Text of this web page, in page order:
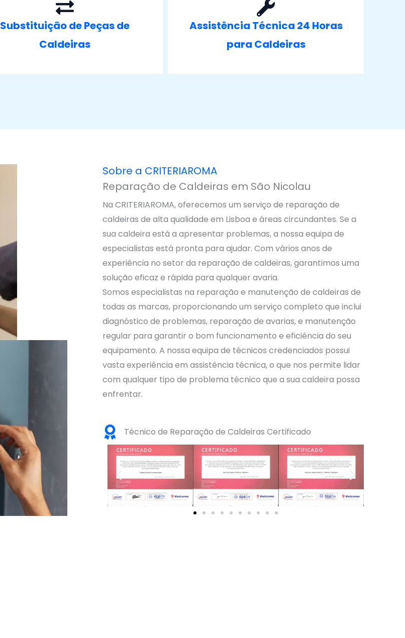
Substituição de Peças de
Caldeiras
Assistência Técnica 24 Horas
para Caldeiras
Sobre a CRITERIAROMA
Reparação de Caldeiras em São Nicolau
Na CRITERIAROMA, oferecemos um serviço de reparação de
caldeiras de alta qualidade em Lisboa e áreas circundantes. Se a
sua caldeira está a apresentar problemas, a nossa equipa de
especialistas está pronta para ajudar. Com vários anos de
experiência no setor da reparação de caldeiras, garantimos uma
solução eficaz e rápida para qualquer avaria.
Somos especialistas na reparação e manutenção de caldeiras de
todas as marcas, proporcionando um serviço completo que inclui
diagnóstico de problemas, reparação de avarias, e manutenção
regular para garantir o bom funcionamento e eficiência do seu
equipamento. A nossa equipa de técnicos credenciados possui
vasta experiência em assistência técnica, o que nos permite lidar
com qualquer tipo de problema técnico que a sua caldeira possa
enfrentar.
Técnico de Reparação de Caldeiras Certificado